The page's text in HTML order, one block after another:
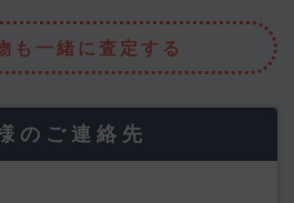
も一緒に査定する
のご連絡先